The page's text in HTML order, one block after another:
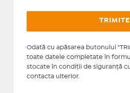
Odată cu apăsarea butonului
toate datele completate în
stocate în condiţii de siguranţă
contacta ulterior.